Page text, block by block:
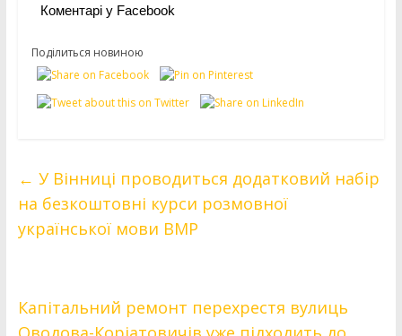
Коментарі у Facebook
Поділиться новиною
← У Вінниці проводиться додатковий набір
на безкоштовні курси розмовної
української мови ВМР
Капітальний ремонт перехрестя вулиць